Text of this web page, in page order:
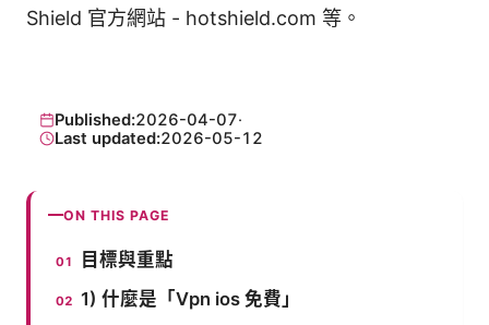
Shield 官方網站 - hotshield.com 等。
Published:2026-04-07·
Last updated:2026-05-12
ON THIS PAGE
目標與重點
1) 什麼是「Vpn ios 免費」